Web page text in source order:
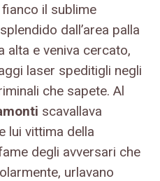
il sublime
dall’area palla
alta e veniva cercato,
laser speditigli negli
che sapete. Al
scavallava
lui vittima della
degli avversari che
urlavano